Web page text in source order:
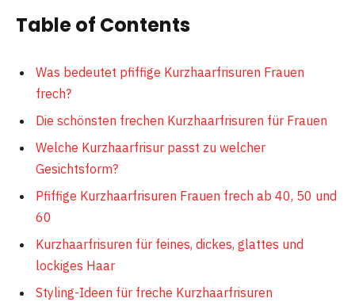
Table of Contents
Was bedeutet pfiffige Kurzhaarfrisuren Frauen
frech?
Die schönsten frechen Kurzhaarfrisuren für Frauen
Welche Kurzhaarfrisur passt zu welcher
Gesichtsform?
Pfiffige Kurzhaarfrisuren Frauen frech ab 40, 50 und
60
Kurzhaarfrisuren für feines, dickes, glattes und
lockiges Haar
Styling-Ideen für freche Kurzhaarfrisuren